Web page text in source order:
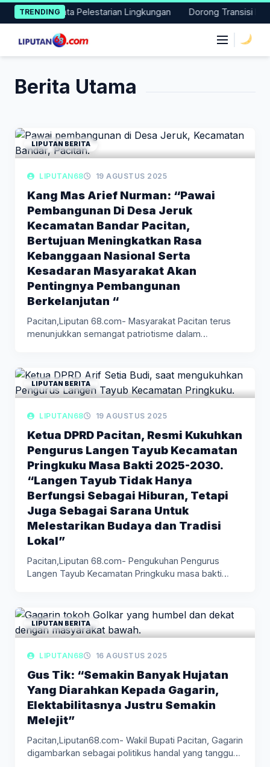
Skip
to
content
TRENDING
Aksi Nyata Pelestarian Lingkungan Dorong Transisi Energi
Berita Utama
LIPUTAN BERITA
LIPUTAN68 19 AGUSTUS 2025
Kang Mas Arief Nurman: “Pawai
Pembangunan Di Desa Jeruk
Kecamatan Bandar Pacitan,
Bertujuan Meningkatkan Rasa
Kebanggaan Nasional Serta
Kesadaran Masyarakat Akan
Pentingnya Pembangunan
Berkelanjutan “
Pacitan,Liputan 68.com- Masyarakat Pacitan terus
menunjukkan semangat patriotisme dalam
LIPUTAN BERITA
LIPUTAN68 19 AGUSTUS 2025
Ketua DPRD Pacitan, Resmi Kukuhkan
Pengurus Langen Tayub Kecamatan
Pringkuku Masa Bakti 2025-2030.
“Langen Tayub Tidak Hanya
Berfungsi Sebagai Hiburan, Tetapi
Juga Sebagai Sarana Untuk
Melestarikan Budaya dan Tradisi
Lokal”
Pacitan,Liputan 68.com- Pengukuhan Pengurus
Langen Tayub Kecamatan Pringkuku masa bakti
LIPUTAN BERITA
LIPUTAN68 16 AGUSTUS 2025
Gus Tik: “Semakin Banyak Hujatan
Yang Diarahkan Kepada Gagarin,
Elektabilitasnya Justru Semakin
Melejit”
Pacitan,Liputan68.com- Wakil Bupati Pacitan, Gagarin
digambarkan sebagai politikus handal yang tangguh